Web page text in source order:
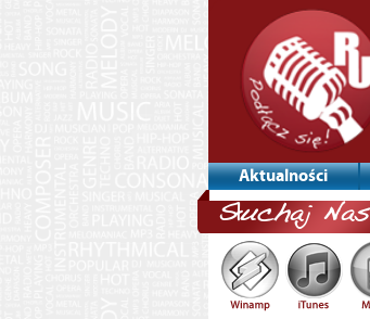
Aktualności
Słuchaj Nas